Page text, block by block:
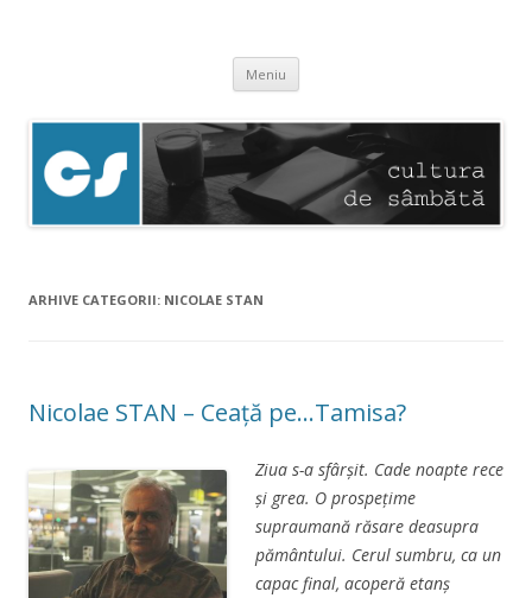
Meniu
ARHIVE CATEGORII: NICOLAE STAN
Nicolae STAN – Ceață pe…Tamisa?
Ziua s-a sfârşit. Cade noapte rece
şi grea. O prospeţime
supraumană răsare deasupra
pământului. Cerul sumbru, ca un
capac final, acoperă etanş